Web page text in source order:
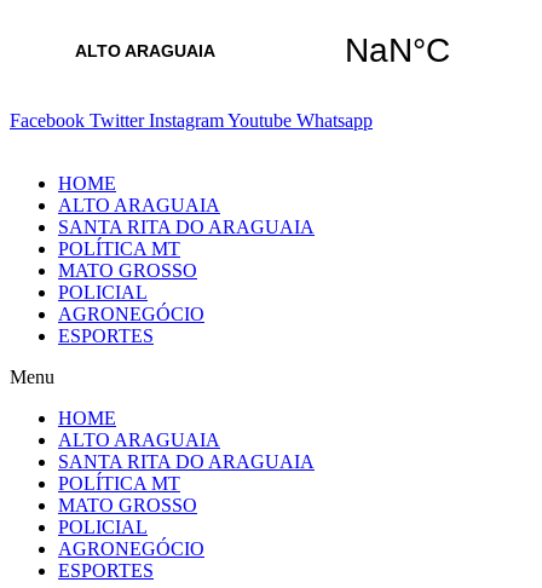
Facebook Twitter InstagramYoutube Whatsapp
HOME
ALTO ARAGUAIA
SANTA RITA DO ARAGUAIA
POLÍTICA MT
MATO GROSSO
POLICIAL
AGRONEGÓCIO
ESPORTES
Menu
HOME
ALTO ARAGUAIA
SANTA RITA DO ARAGUAIA
POLÍTICA MT
MATO GROSSO
POLICIAL
AGRONEGÓCIO
ESPORTES